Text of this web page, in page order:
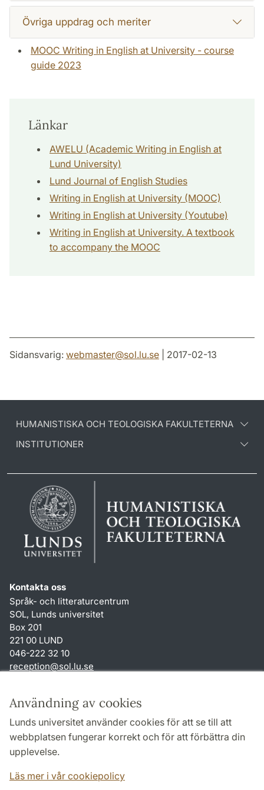
Användning av cookies
Lunds universitet använder cookies för att se till att
webbplatsen fungerar korrekt och för att förbättra din
upplevelse.
Läs mer i vår cookiepolicy
Övriga uppdrag och meriter
MOOC Writing in English at University - course
guide 2023
Länkar
AWELU (Academic Writing in English at
Lund University)
Lund Journal of English Studies
Writing in English at University (MOOC)
Writing in English at University (Youtube)
Writing in English at University. A textbook
to accompany the MOOC
Sidansvarig: webmaster@sol.lu.se | 2017-02-13
HUMANISTISKA OCH TEOLOGISKA FAKULTETERNA
INSTITUTIONER
Kontakta oss
Språk- och litteraturcentrum
SOL, Lunds universitet
Box 201
221 00 LUND
046-222 32 10
reception@sol.lu.se
Genvägar
Om webbplatsen och cookies
Behandling av personuppgifter
Tillgänglighetsredogörelse